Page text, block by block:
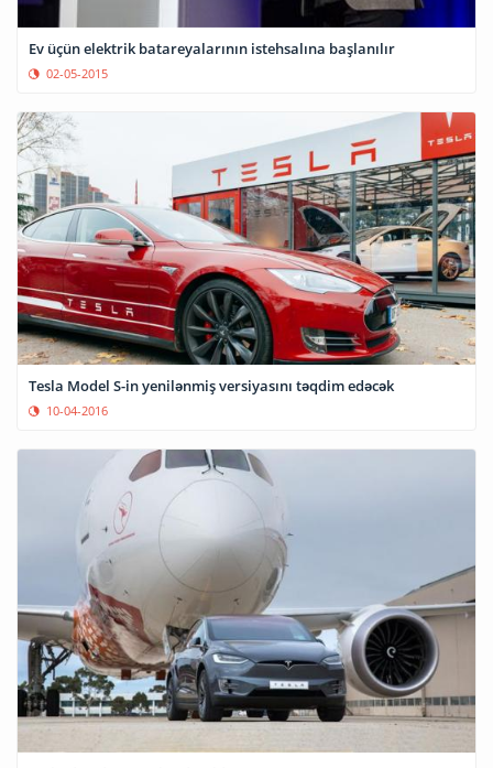
Ev üçün elektrik batareyalarının istehsalına başlanılır
02-05-2015
Tesla Model S-in yenilənmiş versiyasını təqdim edəcək
10-04-2016